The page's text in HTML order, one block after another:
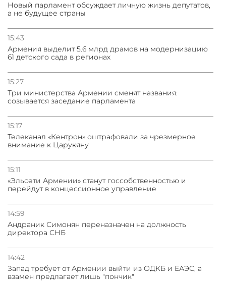
Новый парламент обсуждает личную жизнь депутатов,
а не будущее страны
15:43
Армения выделит 5.6 млрд драмов на модернизацию
61 детского сада в регионах
15:27
Три министерства Армении сменят названия:
созывается заседание парламента
15:17
Телеканал «Кентрон» оштрафовали за чрезмерное
внимание к Царукяну
15:11
«Эльсети Армении» станут госсобственностью и
перейдут в концессионное управление
14:59
Андраник Симонян переназначен на должность
директора СНБ
14:42
Запад требует от Армении выйти из ОДКБ и ЕАЭС, а
взамен предлагает лишь "пончик"